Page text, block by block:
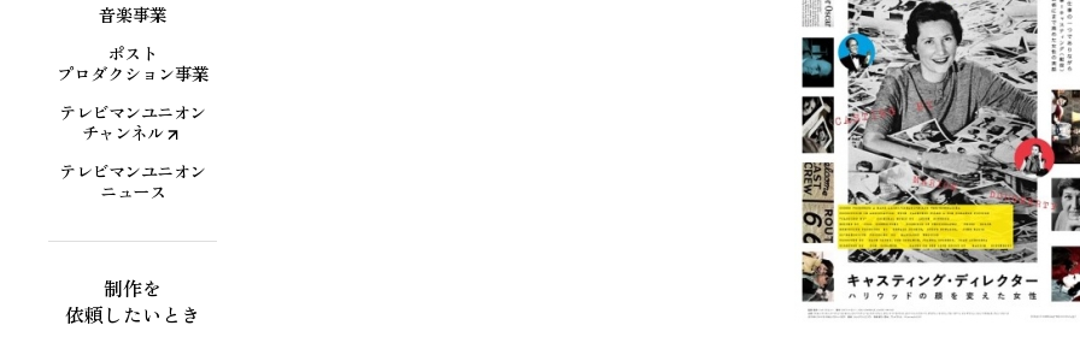
音楽事業
ポスト
プロダクション事業
テレビマンユニオン
チャンネル
テレビマンユニオン
ニュース
制作を
依頼したいとき